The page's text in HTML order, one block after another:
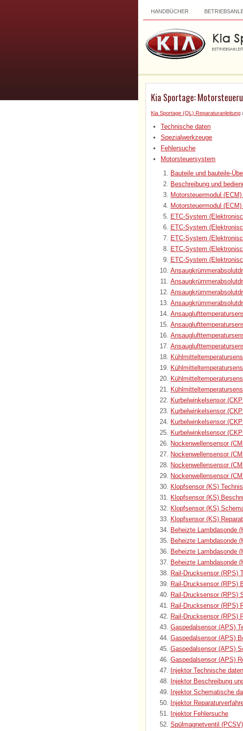
HANDBÜCHER
Kia Sportage:
Kia Sportage (QL) Reparaturanleitung
Technische daten
Spezialwerkzeuge
Fehlersuche
Motorsteuersystem
Bauteile und bauteile-
Beschreibung und
Motorsteuermodul
Motorsteuermodul
ETC-System
ETC-System
ETC-System
ETC-System
ETC-System
Kurbelwinkelsensor
Kurbelwinkelsensor
Kurbelwinkelsensor
Kurbelwinkelsensor
Nockenwellensensor
Nockenwellensensor
Nockenwellensensor
Nockenwellensensor
Klopfsensor (KS)
Klopfsensor (KS)
Klopfsensor (KS)
Klopfsensor (KS)
Beheizte Lambdasonde
Beheizte Lambdasonde
Beheizte Lambdasonde
Beheizte Lambdasonde
Rail-Drucksensor (RPS)
Rail-Drucksensor (RPS)
Rail-Drucksensor (RPS)
Rail-Drucksensor (RPS)
Rail-Drucksensor (RPS)
Gaspedalsensor (APS)
Gaspedalsensor (APS)
Gaspedalsensor (APS)
Gaspedalsensor (APS)
Injektor Technische daten
Injektor Beschreibung
Injektor Schematische
Injektor
Injektor Fehlersuche
Spülmagnetventil